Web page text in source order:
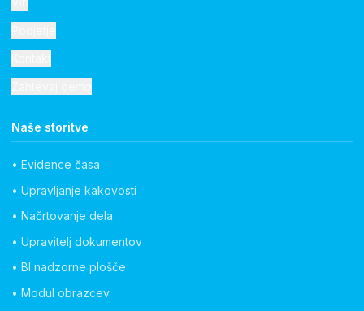
Naše storitve
• Evidence časa
• Upravljanje kakovosti
• Načrtovanje dela
• Upravitelj dokumentov
• BI nadzorne plošče
• Modul obrazcev